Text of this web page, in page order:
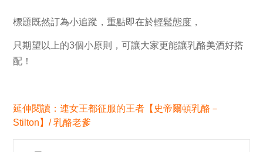
標題既然訂為小追蹤 ，重點即在於輕鬆態度 ，
只期望以上的3個小原則，可讓大家更能讓乳酪美酒好搭
配！
延伸閱讀：連女王都征服的王者【史帝爾頓乳酪－
Stilton】/ 乳酪老爹